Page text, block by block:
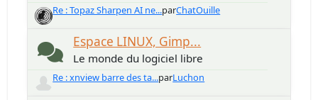
Re : Topaz Sharpen AI ne...parChatOuille
Espace LINUX, Gimp...
Le monde du logiciel libre
Re : xnview barre des ta...parLuchon